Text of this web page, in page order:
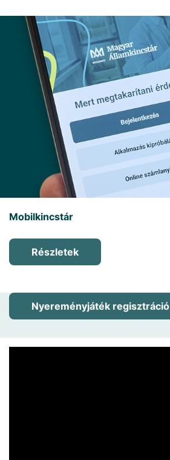
Mobilkincstár
Részletek
Nyereményjáték regisztráció